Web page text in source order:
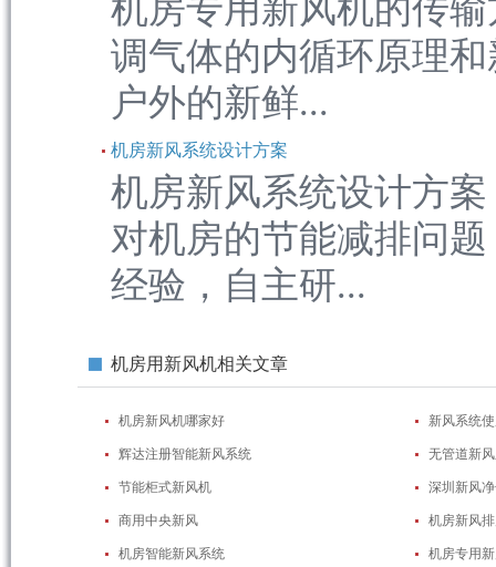
机房专用新风机的传
调气体的内循环原理
户外的新鲜...
机房新风系统设计方案
机房新风系统设计方
对机房的节能减排问
经验，自主研...
机房用新风机相关文章
机房新风机哪家好 新风系统
辉达注册智能新风系统 无管道新
节能柜式新风机 深圳新风
商用中央新风 机房新风
机房智能新风系统 机房专用